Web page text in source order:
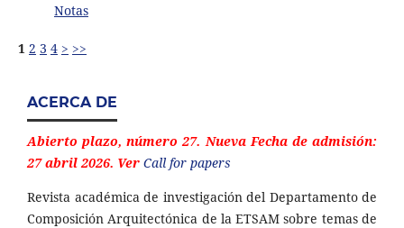
Notas
1 2 3 4 > >>
ACERCA DE
Abierto plazo, número 27. Nueva Fecha de admisión:
27 abril 2026. Ver Call for papers
Revista académica de investigación del Departamento de
Composición Arquitectónica de la ETSAM sobre temas de